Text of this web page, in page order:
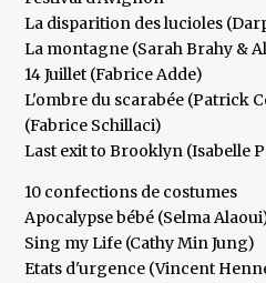
La disparition des lucioles
La montagne (Sarah Brahy &
14 Juillet (Fabrice Adde)
L'ombre du scarabée (Patrick
(Fabrice Schillaci)
Last exit to Brooklyn (Isabelle
10 confections de costumes
Apocalypse bébé (Selma
Sing my Life (Cathy Min Jung)
Etats d'urgence (Vincent